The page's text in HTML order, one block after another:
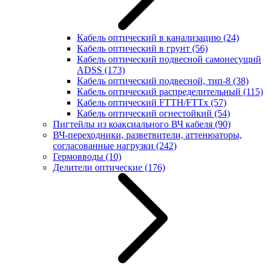
Кабель оптический в канализацию (24)
Кабель оптический в грунт (56)
Кабель оптический подвесной самонесущий
ADSS (173)
Кабель оптический подвесной, тип-8 (38)
Кабель оптический распределительный (115)
Кабель оптический FTTH/FTTx (57)
Кабель оптический огнестойкий (54)
Пигтейлы из коаксиального ВЧ кабеля (90)
ВЧ-переходники, разветвители, аттенюаторы,
согласованные нагрузки (242)
Гермовводы (10)
Делители оптические (176)